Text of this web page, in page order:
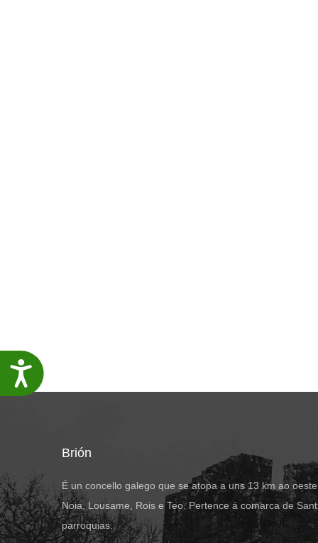
Accesibilidade
Brión
É un concello galego que se atopa a uns 13 km ao
Noia, Lousame, Rois e Teo. Pertence á comarca de
parroquias.